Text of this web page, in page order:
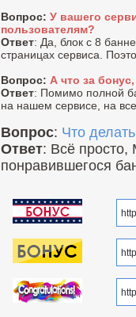
Вопрос: У вашего
пользователям?
Ответ: Да, блок с 8
страницах сервиса.
Вопрос: А что за
Ответ: Помимо полной
на нашем сервисе, на
Вопрос: Что
Ответ: Всё просто,
понравившегося